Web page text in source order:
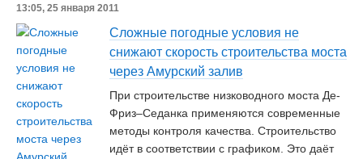
13:05, 25 января 2011
Сложные погодные условия не
снижают скорость строительства моста
через Амурский залив
При строительстве низководного моста Де-
Фриз–Седанка применяются современные
методы контроля качества. Строительство
идёт в соответствии с графиком. Это даёт